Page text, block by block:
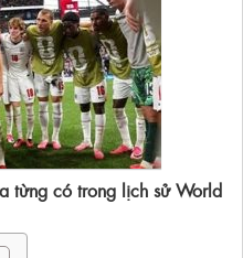
từng có trong lịch sử World